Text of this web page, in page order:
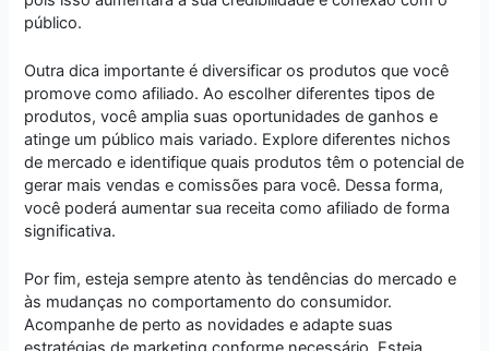
público.
Outra dica importante é diversificar os produtos que você
promove como afiliado. Ao escolher diferentes tipos de
produtos, você amplia suas oportunidades de ganhos e
atinge um público mais variado. Explore diferentes nichos
de mercado e identifique quais produtos têm o potencial de
gerar mais vendas e comissões para você. Dessa forma,
você poderá aumentar sua receita como afiliado de forma
significativa.
Por fim, esteja sempre atento às tendências do mercado e
às mudanças no comportamento do consumidor.
Acompanhe de perto as novidades e adapte suas